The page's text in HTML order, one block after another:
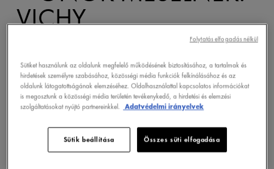
VICHY
„VÁLTOZÓKOR? ÉN
NEM VÁLTOZOM!”
PODCAST #4
Sütiket használunk az oldalunk megfelelő működésének biztosításához, a tartalmak és
hirdetések személyre szabásához, közösségi média funkciók felkínálásához és az
oldalunk látogatottságának elemzéséhez. Oldalhasználattal kapcsolatos információkat
is megosztunk a közösségi média területén tevékenykedő, a hirdetési és elemzési
szolgáltatásokat nyújtó partnereinkkel.
Adatvédelmi irányelvek
Sütik beállítása Összes süti elfogadása
Folytatás elfogadás nélkül